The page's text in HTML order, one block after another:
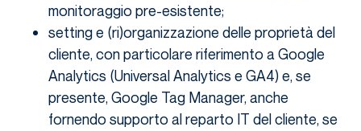
monitoraggio pre-esistente;
setting e (ri)organizzazione delle proprietà del
cliente, con particolare riferimento a Google
Analytics (Universal Analytics e GA4) e, se
presente, Google Tag Manager, anche
fornendo supporto al reparto IT del cliente, se